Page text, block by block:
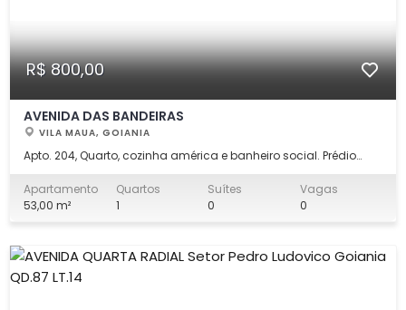
R$ 800,00
AVENIDA DAS BANDEIRAS
VILA MAUA, GOIANIA
Apto. 204, Quarto, cozinha américa e banheiro social. Prédio
Apartamento
53,00 m²
Quartos
1
Suítes
0
Vagas
0